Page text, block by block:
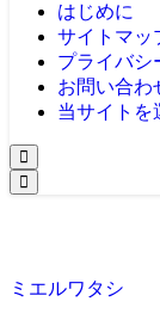
はじめに
サイトマッ
プライバシ
お問い合わ
当サイトを
ミエルワタシ